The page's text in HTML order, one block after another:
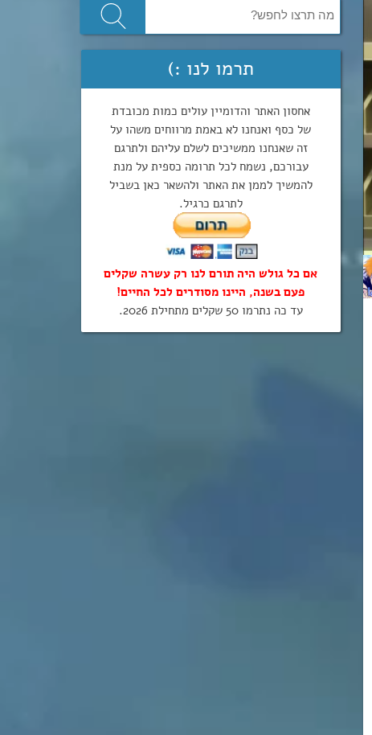
תרמו לנו :)
אחסון האתר והדומיין עולים כמות מכובדת
של כסף ואנחנו לא באמת מרווחים משהו על
זה שאנחנו ממשיכים לשלם עליהם ולתרגם
עבורכם, נשמח לכל תרומה כספית על מנת
להמשיך לממן את האתר ולהשאר כאן בשביל
לתרגם כרגיל.
אם כל גולש היה תורם לנו רק עשרה שקלים
פעם בשנה, היינו מסודרים לכל החיים!
עד כה נתרמו 50 שקלים מתחילת 2026.